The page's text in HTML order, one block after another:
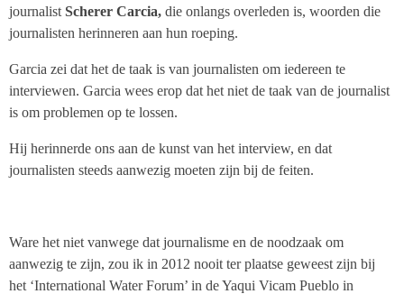
journalist Scherer Carcia, die onlangs overleden is, woorden die
journalisten herinneren aan hun roeping.
Garcia zei dat het de taak is van journalisten om iedereen te
interviewen. Garcia wees erop dat het niet de taak van de journalist
is om problemen op te lossen.
Hij herinnerde ons aan de kunst van het interview, en dat
journalisten steeds aanwezig moeten zijn bij de feiten.
Ware het niet vanwege dat journalisme en de noodzaak om
aanwezig te zijn, zou ik in 2012 nooit ter plaatse geweest zijn bij
het ‘International Water Forum’ in de Yaqui Vicam Pueblo in